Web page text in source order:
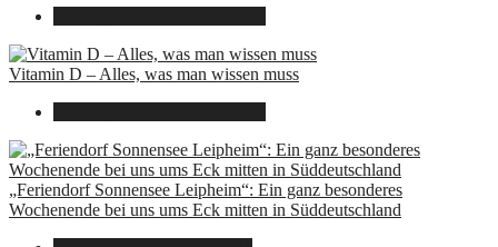
Vitamin D – Alles, was man wissen muss
„Feriendorf Sonnensee Leipheim“: Ein ganz besonderes
Wochenende bei uns ums Eck mitten in Süddeutschland